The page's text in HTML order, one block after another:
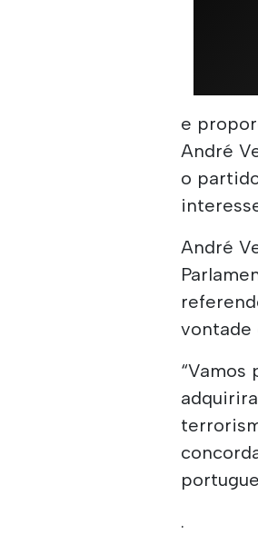
e
André
o
André
vontade
“Vamos
.